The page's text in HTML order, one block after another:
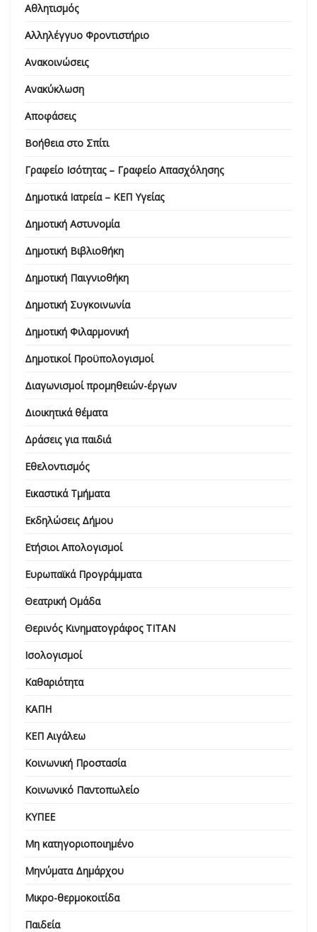
Αθλητισμός
Αλληλέγγυο Φροντιστήριο
Ανακοινώσεις
Ανακύκλωση
Αποφάσεις
Βοήθεια στο Σπίτι
Γραφείο Ισότητας – Γραφείο Απασχόλησης
Δημοτικά Ιατρεία – ΚΕΠ Υγείας
Δημοτική Αστυνομία
Δημοτική Βιβλιοθήκη
Δημοτική Παιγνιοθήκη
Δημοτική Συγκοινωνία
Δημοτική Φιλαρμονική
Δημοτικοί Προϋπολογισμοί
Διαγωνισμοί προμηθειών-έργων
Διοικητικά θέματα
Δράσεις για παιδιά
Εθελοντισμός
Εικαστικά Τμήματα
Εκδηλώσεις Δήμου
Ετήσιοι Απολογισμοί
Ευρωπαϊκά Προγράμματα
Θεατρική Ομάδα
Θερινός Κινηματογράφος ΤΙΤΑΝ
Ισολογισμοί
Καθαριότητα
ΚΑΠΗ
ΚΕΠ Αιγάλεω
Κοινωνική Προστασία
Κοινωνικό Παντοπωλείο
ΚΥΠΕΕ
Μη κατηγοριοποιημένο
Μηνύματα Δημάρχου
Μικρο-θερμοκοιτίδα
Παιδεία